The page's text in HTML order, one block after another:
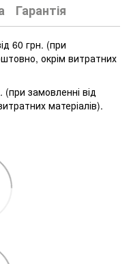
Гарантія
60 грн. (при
окрім витратних
замовленні від
матеріалів).